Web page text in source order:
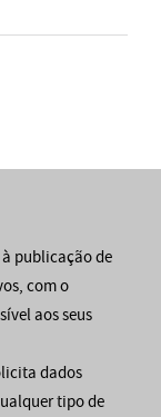
publicação de
com o
aos seus
dados
tipo de